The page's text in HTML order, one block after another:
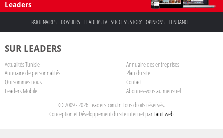
Leaders
PARTENAIRES DOSSIERS LEADERS TV SUCCESS STORY OPINIONS TENDANCE
SUR LEADERS
Actualités Tunisie
Annuaire des entreprises
Annuaire de personnalités
Plan du site
Qui sommes nous
Contact
Leaders Mobile
Abonnez-vous au mensuel
© 2009 - 2026 Leaders.com.tn Tous droits réservés.
Conception et Développement du site internet parTanit web